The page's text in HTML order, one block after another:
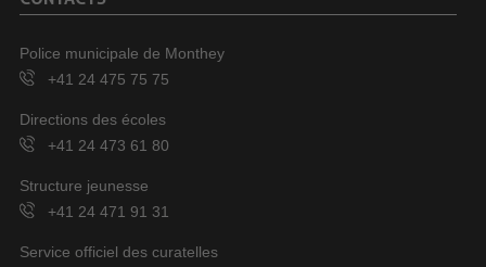
Police municipale de Monthey
+41 24 475 75 75
Directions des écoles
+41 24 473 61 80
Structure jeunesse
+41 24 471 91 31
Service officiel des curatelles